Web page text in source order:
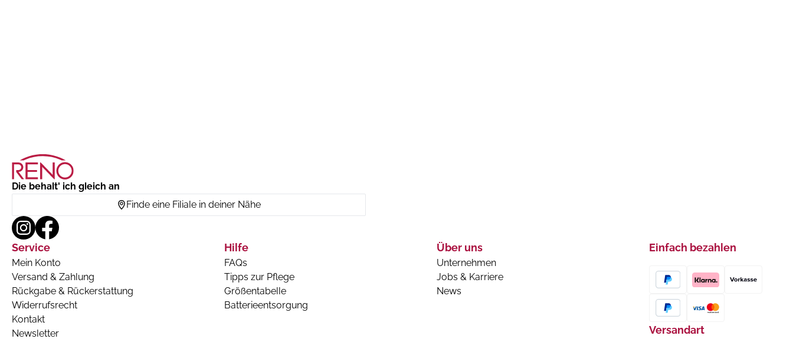
Die behalt' ich gleich an
Finde eine Filiale in deiner Nähe
Service
Mein Konto
Versand & Zahlung
Rückgabe & Rückerstattung
Widerrufsrecht
Kontakt
Newsletter
Hilfe
FAQs
Tipps zur Pflege
Größentabelle
Batterieentsorgung
Über uns
Unternehmen
Jobs & Karriere
News
Einfach bezahlen
Versandart